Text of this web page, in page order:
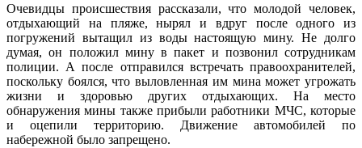
Очевидцы происшествия рассказали, что молодой человек,
отдыхающий на пляже, нырял и вдруг после одного из
погружений вытащил из воды настоящую мину. Не долго
думая, он положил мину в пакет и позвонил сотрудникам
полиции. А после отправился встречать правоохранителей,
поскольку боялся, что выловленная им мина может угрожать
жизни и здоровью других отдыхающих. На место
обнаружения мины также прибыли работники МЧС, которые
и оцепили территорию. Движение автомобилей по
набережной было запрещено.